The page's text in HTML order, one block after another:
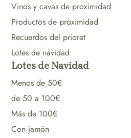
Vinos y cavas de proximidad
Productos de proximidad
Recuerdos del priorat
Lotes de navidad
Lotes de Navidad
Menos de 50€
de 50 a 100€
Más de 100€
Con jamón